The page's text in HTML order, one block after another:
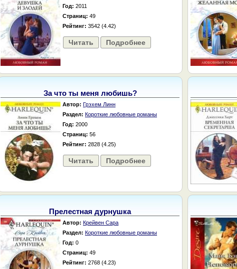
Год: 2011
Страниц: 49
Рейтинг: 3542 (4.42)
Читать Подробнее
За что ты меня любишь?
Автор: Грэхем Линн
Раздел: Короткие любовные романы
Год: 2000
Страниц: 56
Рейтинг: 2828 (4.25)
Читать Подробнее
Прелестная дурнушка
Автор: Крейвен Сара
Раздел: Короткие любовные романы
Год: 0
Страниц: 49
Рейтинг: 2768 (4.23)